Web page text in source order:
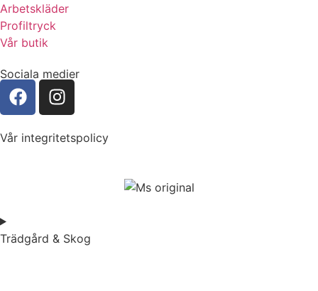
Arbetskläder
Profiltryck
Vår butik
Sociala medier
Vår integritetspolicy
Trädgård & Skog